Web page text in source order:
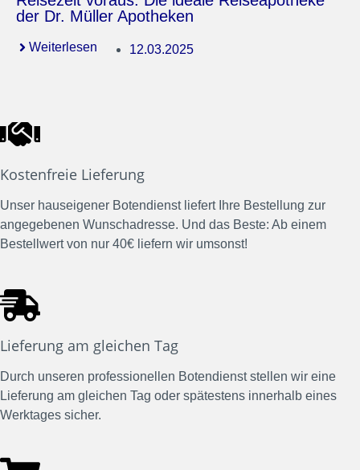
der Dr. Müller Apotheken
Weiterlesen 12.03.2025
Kostenfreie Lieferung
Unser hauseigener Botendienst liefert Ihre Bestellung zur
angegebenen Wunschadresse. Und das Beste: Ab einem
Bestellwert von nur 40€ liefern wir umsonst!
Lieferung am gleichen Tag
Durch unseren professionellen Botendienst stellen wir eine
Lieferung am gleichen Tag oder spätestens innerhalb eines
Werktages sicher.